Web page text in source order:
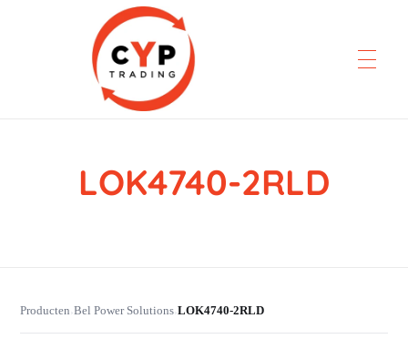
CYP Trading
Professionelle Ersatzteilbeschaffung
LOK4740-2RLD
Producten›Bel Power Solutions›LOK4740-2RLD